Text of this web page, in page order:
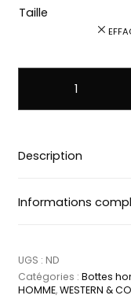
Taille
Description
Informations
UGS : ND
Catégories : Bottes
HOMME,WESTERN &